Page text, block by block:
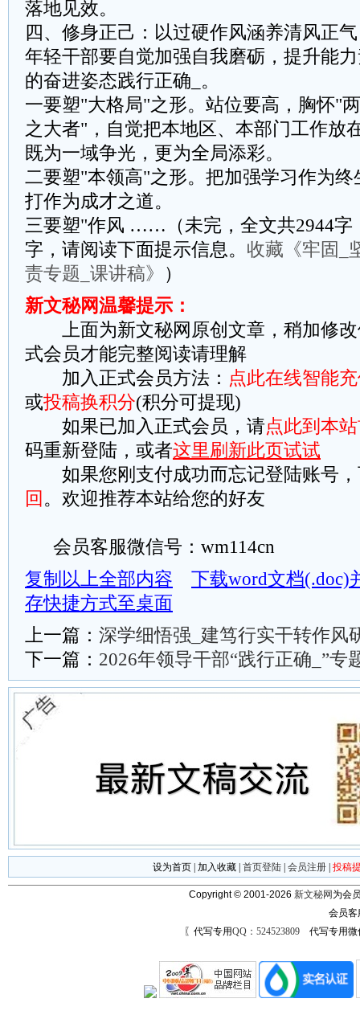
落地见效。
四、修身正己：以过硬作风涵养清风正气
年轻干部要自觉加强自我磨砺，提升能
的奋进姿态践行正确_。
一要塑"大格局"之形。‌站位要高，胸怀"
之大者"，自觉把本地区、本部门工作放
既为一域争光，更为全局添彩。
二要塑"本领高"之形。‌把加强学习作为
打作为成才之道。
三要塑"作风 ……（未完，全文共2944字
字，请阅读下面提示信息。 收藏《牢固_
责专题_课讲稿》
）
新文秘网温馨提示：
上面为新文秘网原创文章，稍加修改
式会员才能完整阅读请理解
加入正式会员方法： 点此在线智能
或投稿换积分(积分可提现)
如果已加入正式会员，请点此到本
码重新登陆，或者这里刷新此页试试
如果您刚支付成功而忘记登陆账号，
回 。欢迎推荐本站给您的好友
会员客服微信号：wm114cn
复制以上全部内容
下载word文档(.doc)
存快捷方式至桌面
上一篇： 深学细悟强_建笃行实干转作风
下一篇： 2026年领导干部“践行正确_”专
设为首页 加入收藏 首页登陆 会员注册 投稿
Copyright © 2001-2026 新文秘网 为会
会员
〖代写专用QQ：524523809代写专用微